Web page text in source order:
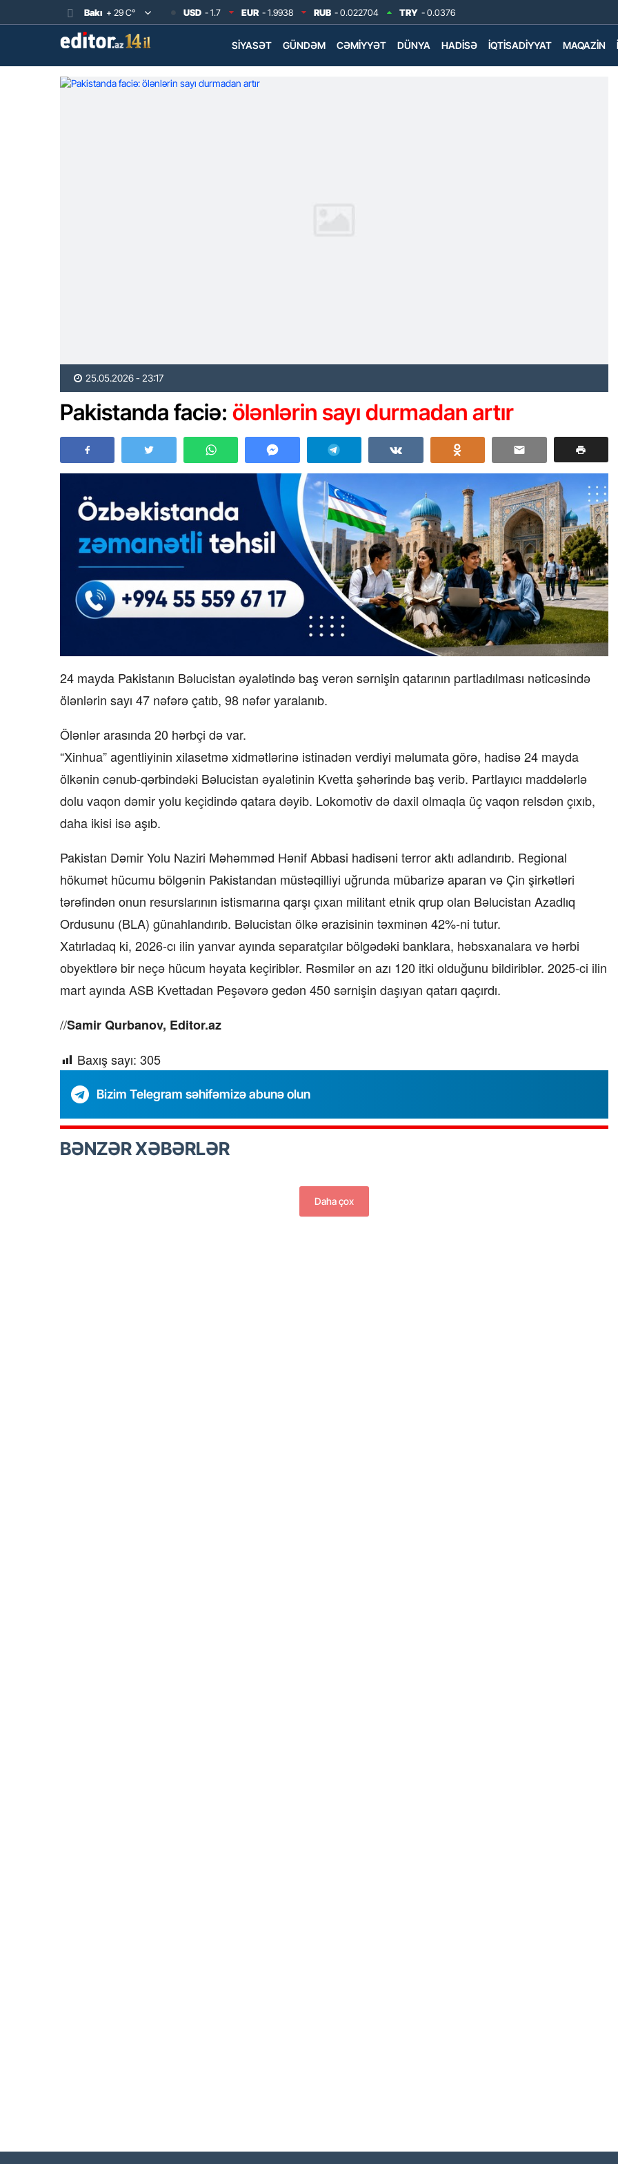
Bakı + 29 C° USD - 1.7 EUR - 1.9938 RUB - 0.022704 TRY - 0.0376
SIYASƏT GÜNDƏM CƏMIYYƏT DÜNYA HADISƏ İQTISADIYYAT MAQAZIN
25.05.2026 - 23:17
Pakistanda faciə: ölənlərin sayı durmadan artır
24 mayda Pakistanın Bəlucistan əyalətində baş verən sərnişin qatarının partladılması nəticəsində
ölənlərin sayı 47 nəfərə çatıb, 98 nəfər yaralanıb.
Ölənlər arasında 20 hərbçi də var.
“Xinhua” agentliyinin xilasetmə xidmətlərinə istinadən verdiyi məlumata görə, hadisə 24 mayda
ölkənin cənub-qərbindəki Bəlucistan əyalətinin Kvetta şəhərində baş verib. Partlayıcı maddələrlə
dolu vaqon dəmir yolu keçidində qatara dəyib. Lokomotiv də daxil olmaqla üç vaqon relsdən çıxıb,
daha ikisi isə aşıb.
Pakistan Dəmir Yolu Naziri Məhəmməd Hənif Abbasi hadisəni terror aktı adlandırıb. Regional
hökumət hücumu bölgənin Pakistandan müstəqilliyi uğrunda mübarizə aparan və Çin şirkətləri
tərəfindən onun resurslarının istismarına qarşı çıxan militant etnik qrup olan Bəlucistan Azadlıq
Ordusunu (BLA) günahlandırıb. Bəlucistan ölkə ərazisinin təxminən 42%-ni tutur.
Xatırladaq ki, 2026-cı ilin yanvar ayında separatçılar bölgədəki banklara, həbsxanalara və hərbi
obyektlərə bir neçə hücum həyata keçiriblər. Rəsmilər ən azı 120 itki olduğunu bildiriblər. 2025-ci ilin
mart ayında ASB Kvettadan Peşəvərə gedən 450 sərnişin daşıyan qatarı qaçırdı.
//Samir Qurbanov, Editor.az
Baxış sayı: 305
Bizim Telegram səhifəmizə abunə olun
BƏNZƏR XƏBƏRLƏR
Daha çox